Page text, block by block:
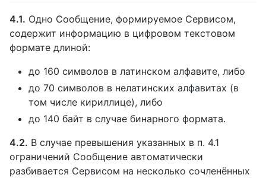
4.1. Одно Сообщение, формируемое Сервисом,
содержит информацию в цифровом текстовом
формате длиной:
до 160 символов в латинском алфавите, либо
до 70 символов в нелатинских алфавитах (в
том числе кириллице), либо
до 140 байт в случае бинарного формата.
4.2. В случае превышения указанных в п. 4.1
ограничений Сообщение автоматически
разбивается Сервисом на несколько сочленённых